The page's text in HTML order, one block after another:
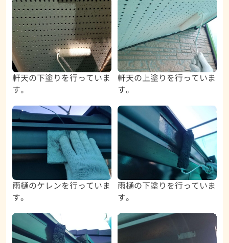
軒天の下塗りを行っていま
す。
軒天の上塗りを行っていま
す。
雨樋のケレンを行っていま
す。
雨樋の下塗りを行っていま
す。